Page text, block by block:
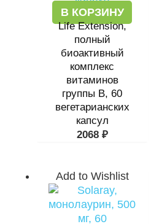
В КОРЗИНУ
Life Extension,
полный
биоактивный
комплекс
витаминов
группы B, 60
вегетарианских
капсул
2068 ₽
Add to Wishlist